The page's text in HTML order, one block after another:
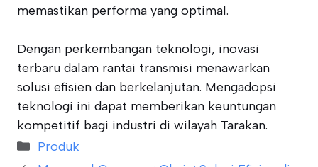
memastikan performa yang optimal.
Dengan perkembangan teknologi, inovasi
terbaru dalam rantai transmisi menawarkan
solusi efisien dan berkelanjutan. Mengadopsi
teknologi ini dapat memberikan keuntungan
kompetitif bagi industri di wilayah Tarakan.
Categories
Produk